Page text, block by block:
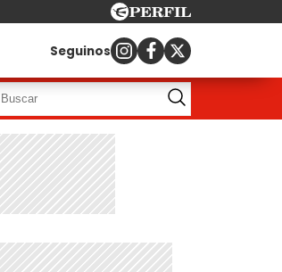
Seguinos